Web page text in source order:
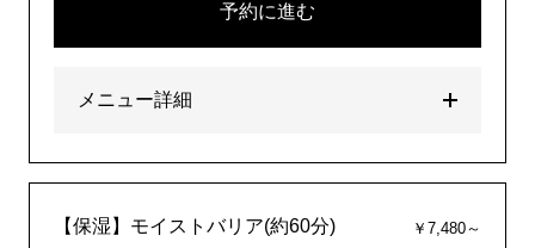
予約に進む
メニュー詳細
【保湿】モイストバリア(約60分) ￥7,480～